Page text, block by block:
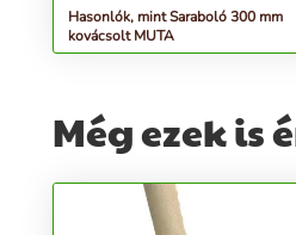
Hasonlók, mint Saraboló 300 mm
kovácsolt MUTA
Még ezek is